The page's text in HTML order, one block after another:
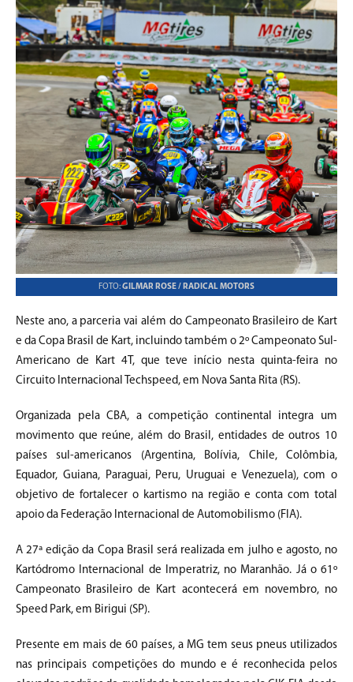
FOTO:GILMAR ROSE / RADICAL MOTORS
Neste ano, a parceria vai além do Campeonato Brasileiro de Kart
e da Copa Brasil de Kart, incluindo também o 2º Campeonato Sul-
Americano de Kart 4T, que teve início nesta quinta-feira no
Circuito Internacional Techspeed, em Nova Santa Rita (RS).
Organizada pela CBA, a competição continental integra um
movimento que reúne, além do Brasil, entidades de outros 10
países sul-americanos (Argentina, Bolívia, Chile, Colômbia,
Equador, Guiana, Paraguai, Peru, Uruguai e Venezuela), com o
objetivo de fortalecer o kartismo na região e conta com total
apoio da Federação Internacional de Automobilismo (FIA).
A 27ª edição da Copa Brasil será realizada em julho e agosto, no
Kartódromo Internacional de Imperatriz, no Maranhão. Já o 61º
Campeonato Brasileiro de Kart acontecerá em novembro, no
Speed Park, em Birigui (SP).
Presente em mais de 60 países, a MG tem seus pneus utilizados
nas principais competições do mundo e é reconhecida pelos